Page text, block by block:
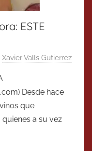
ESTE
Xavier Valls Gutierrez
Desde hace
que
a su vez